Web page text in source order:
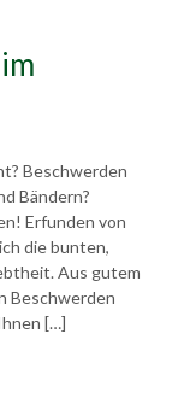
Beschwerden
Bändern?
Erfunden von
die bunten,
Aus gutem
Beschwerden
[…]